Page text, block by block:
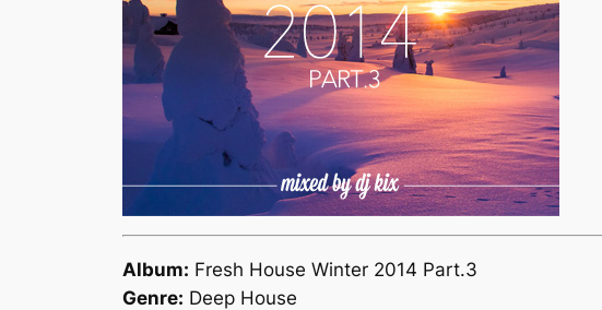
Album: Fresh House Winter 2014 Part.3
Genre: Deep House